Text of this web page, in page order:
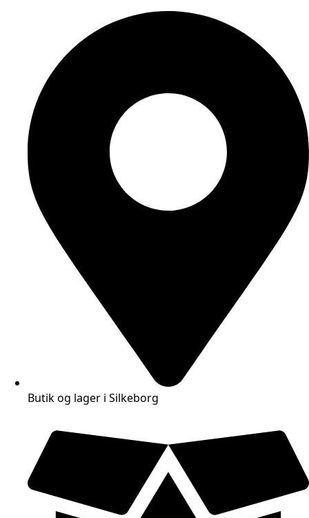
Butik og lager i Silkeborg